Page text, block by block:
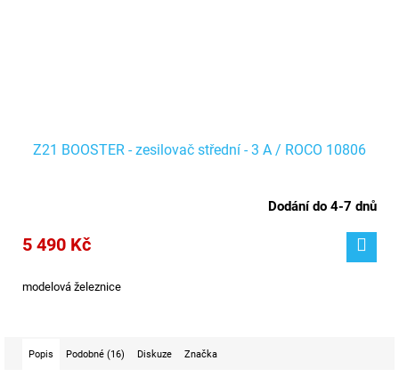
Z21 BOOSTER - zesilovač střední - 3 A / ROCO 10806
Dodání do 4-7 dnů
5 490 Kč
modelová železnice
Popis Podobné (16) Diskuze Značka